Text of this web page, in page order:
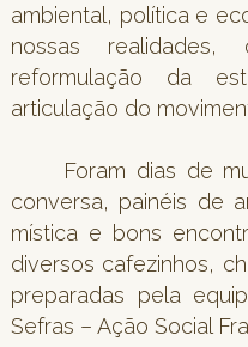
ambiental, política e
nossas
reformulação da
articulação do
Foram dias de
conversa, painéis de
mística e bons
diversos cafezinhos,
preparadas pela
Sefras – Ação Social